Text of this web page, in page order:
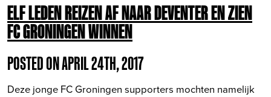
ELF LEDEN REIZEN AF NAAR DEVENTER EN ZIEN
FC GRONINGEN WINNEN
POSTED ON APRIL 24TH, 2017
Deze jonge FC Groningen supporters mochten namelijk